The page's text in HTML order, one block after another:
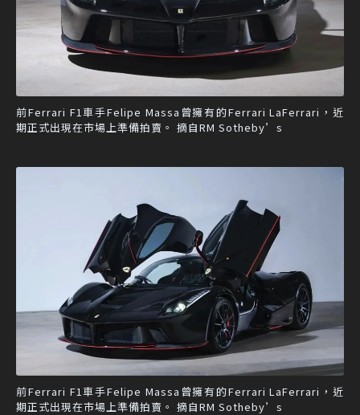
前Ferrari F1車手Felipe Massa曾擁有的Ferrari LaFerrari，近
期正式出現在市場上準備拍賣。 摘自RM Sotheby’s
前Ferrari F1車手Felipe Massa曾擁有的Ferrari LaFerrari，近
期正式出現在市場上準備拍賣。 摘自RM Sotheby’s